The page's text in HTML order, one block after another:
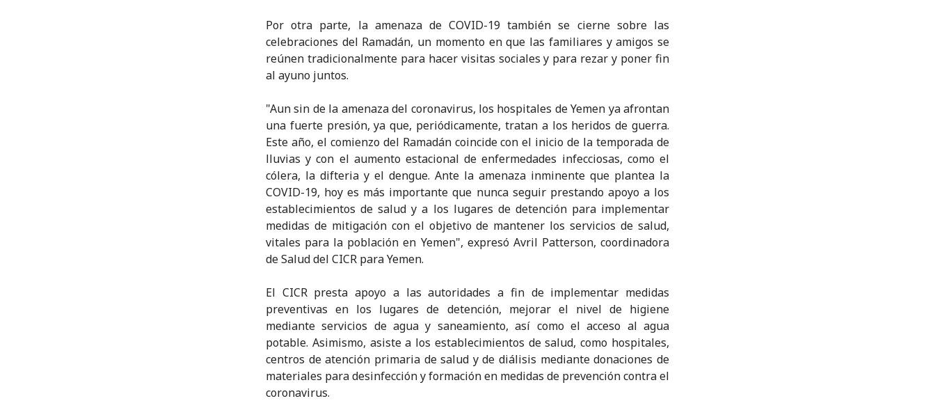
Por otra parte, la amenaza de COVID-19 también se cierne sobre las
celebraciones del Ramadán, un momento en que las familiares y amigos se
reúnen tradicionalmente para hacer visitas sociales y para rezar y poner fin
al ayuno juntos.
"Aun sin de la amenaza del coronavirus, los hospitales de Yemen ya afrontan
una fuerte presión, ya que, periódicamente, tratan a los heridos de guerra.
Este año, el comienzo del Ramadán coincide con el inicio de la temporada de
lluvias y con el aumento estacional de enfermedades infecciosas, como el
cólera, la difteria y el dengue. Ante la amenaza inminente que plantea la
COVID-19, hoy es más importante que nunca seguir prestando apoyo a los
establecimientos de salud y a los lugares de detención para implementar
medidas de mitigación con el objetivo de mantener los servicios de salud,
vitales para la población en Yemen", expresó Avril Patterson, coordinadora
de Salud del CICR para Yemen.
El CICR presta apoyo a las autoridades a fin de implementar medidas
preventivas en los lugares de detención, mejorar el nivel de higiene
mediante servicios de agua y saneamiento, así como el acceso al agua
potable. Asimismo, asiste a los establecimientos de salud, como hospitales,
centros de atención primaria de salud y de diálisis mediante donaciones de
materiales para desinfección y formación en medidas de prevención contra el
coronavirus.